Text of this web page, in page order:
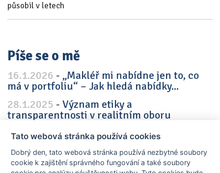
působil v letech
Píše se o mě
16.1.2026 - „Makléř mi nabídne jen to, co
má v portfoliu“ – Jak hledá nabídky...
28.1.2025 - Význam etiky a
transparentnosti v realitním oboru
Tato webová stránka používá cookies
Dobrý den, tato webová stránka používá nezbytné soubory
cookie k zajištění správného fungování a také soubory